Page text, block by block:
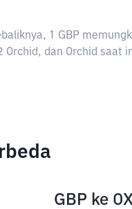
1 GBP
dan Orchid
GBP ke